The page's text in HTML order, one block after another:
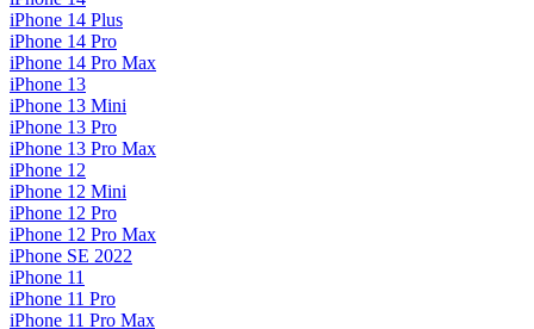
iPhone 14 Plus
iPhone 14 Pro
iPhone 14 Pro Max
iPhone 13
iPhone 13 Mini
iPhone 13 Pro
iPhone 13 Pro Max
iPhone 12
iPhone 12 Mini
iPhone 12 Pro
iPhone 12 Pro Max
iPhone SE 2022
iPhone 11
iPhone 11 Pro
iPhone 11 Pro Max